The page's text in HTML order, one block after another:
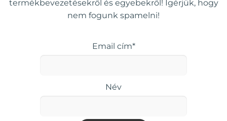
termékbevezetésekről és egyebekről! Ígérjük, hogy
nem fogunk spamelni!
Email cím*
Név